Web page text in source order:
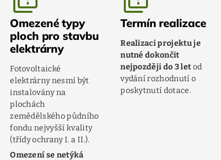
Omezené typy
ploch pro stavbu
elektrárny
Fotovoltaické
elektrárny nesmí být
instalovány na
plochách
zemědělského půdního
fondu nejvyšší kvality
(třídy ochrany I. a II.).
Omezení se netýká
Termín realizace
Realizaci projektu je
nutné dokončit
nejpozději do 3 let od
vydání rozhodnutí o
poskytnutí dotace.